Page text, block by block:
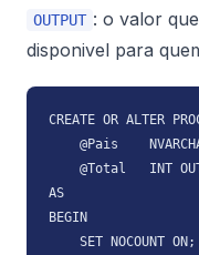
OUTPUT : o valor
disponivel para
CREATE OR ALTER
@Pais
@Total   INT
AS
BEGIN
    SET NOCOUNT ON;